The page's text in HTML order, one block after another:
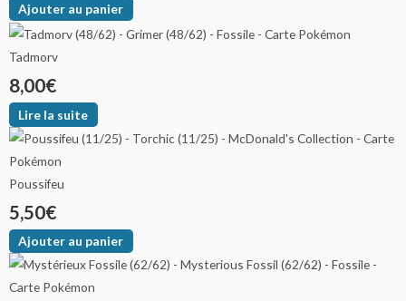
Ajouter au panier
Tadmorv
8,00€
Lire la suite
Poussifeu
5,50€
Ajouter au panier